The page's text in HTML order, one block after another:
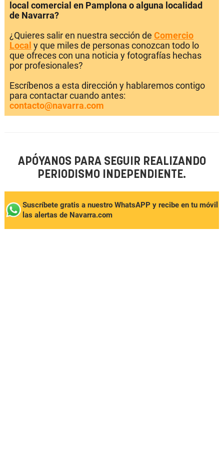
local comercial en Pamplona o alguna localidad
de Navarra?
¿Quieres salir en nuestra sección de Comercio
Local y que miles de personas conozcan todo lo
que ofreces con una noticia y fotografías hechas
por profesionales?
Escríbenos a esta dirección y hablaremos contigo
para contactar cuando antes:
contacto@navarra.com
APÓYANOS PARA SEGUIR REALIZANDO
PERIODISMO INDEPENDIENTE.
Suscríbete gratis a nuestro WhatsAPP y recibe en tu móvil
las alertas de Navarra.com